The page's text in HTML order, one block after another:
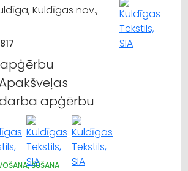
ražošana, šūšana
tirdzniecība
līdzekļi, darba apģērbi;
Kuldīgas nov.,
apģērbu
ŠŪŠANA